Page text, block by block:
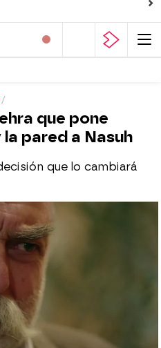
que pone
pared a Nasuh
que lo cambiará
de 2020, 23:33